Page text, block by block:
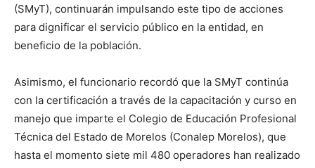
(SMyT), continuarán impulsando este tipo de acciones
para dignificar el servicio público en la entidad, en
beneficio de la población.
Asimismo, el funcionario recordó que la SMyT continúa
con la certificación a través de la capacitación y curso en
manejo que imparte el Colegio de Educación Profesional
Técnica del Estado de Morelos (Conalep Morelos), que
hasta el momento siete mil 480 operadores han realizado